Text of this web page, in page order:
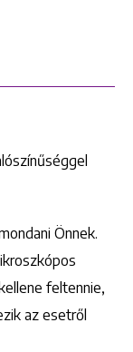
Önnek.
feltennie,
az esetről